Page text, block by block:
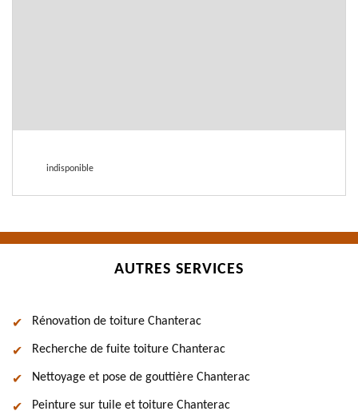
indisponible
AUTRES SERVICES
Rénovation de toiture Chanterac
Recherche de fuite toiture Chanterac
Nettoyage et pose de gouttière Chanterac
Peinture sur tuile et toiture Chanterac